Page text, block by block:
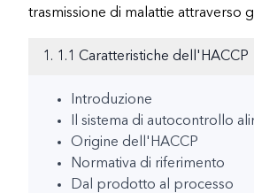
trasmissione di malattie attraverso
1. 1.1 Caratteristiche dell'HACCP
Introduzione
Il sistema di autocontrollo
Origine dell'HACCP
Normativa di riferimento
Dal prodotto al processo